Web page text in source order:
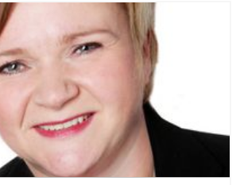
kaupungin ja Metsäkeskuksen
vierailukohteelle.